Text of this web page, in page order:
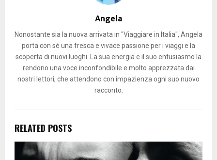
Angela
Nonostante sia la nuova arrivata in "Viaggiare in Italia", Angela
porta con sé una fresca e vivace passione per i viaggi e la
scoperta di nuovi luoghi. La sua energia e il suo entusiasmo la
rendono una voce inconfondibile e molto apprezzata dai
nostri lettori, che attendono con impazienza ogni suo nuovo
racconto.
RELATED POSTS